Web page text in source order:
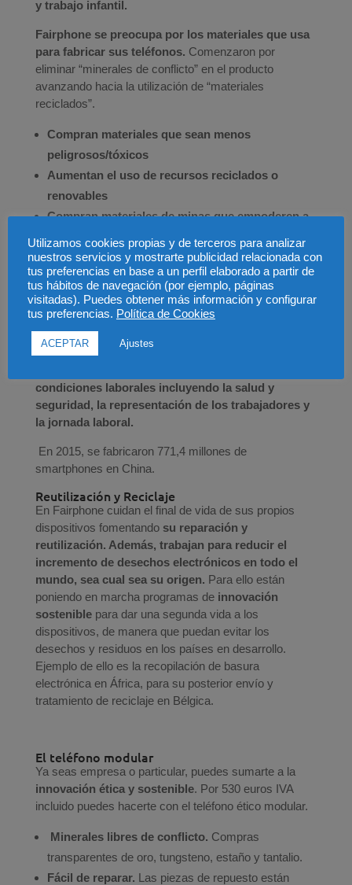
y trabajo infantil.
Fairphone se preocupa por los materiales que usa
para fabricar sus teléfonos. Comenzaron por
eliminar “minerales de conflicto” en el producto
avanzando hacia la utilización de “materiales
reciclados”.
Compran materiales que sean menos
peligrosos/tóxicos
Aumentan el uso de recursos reciclados o
renovables
Compran materiales de minas que empoderen a
las comunidades vulnerables o que tengan un
mejor rendimiento sostenible
.
Condiciones de fabricación
¿Sabías que la mayoría de los smartphones
existentes en todo el mundo se fabrican en China?
condiciones laborales incluyendo la salud y
seguridad, la representación de los trabajadores y
la jornada laboral.
En 2015, se fabricaron 771,4 millones de
smartphones en China.
Reutilización y Reciclaje
En Fairphone cuidan el final de vida de sus propios
dispositivos fomentandosu reparación y
reutilización. Además, trabajan para reducir el
incremento de desechos electrónicos en todo el
mundo, sea cual sea su origen. Para ello están
poniendo en marcha programas de innovación
sostenible para dar una segunda vida a los
dispositivos, de manera que puedan evitar los
desechos y residuos en los países en desarrollo.
Ejemplo de ello es la recopilación de basura
electrónica en África, para su posterior envío y
tratamiento de reciclaje en Bélgica.
El teléfono modular
Ya seas empresa o particular, puedes sumarte a la
innovación ética y sostenible. Por 530 euros IVA
incluido puedes hacerte con el teléfono ético modular.
Minerales libres de conflicto. Compras
transparentes de oro, tungsteno, estaño y tantalio.
Fácil de reparar. Las piezas de repuesto están
Utilizamos cookies propias y de terceros para analizar
nuestros servicios y mostrarte publicidad relacionada con
tus preferencias en base a un perfil elaborado a partir de
tus hábitos de navegación (por ejemplo, páginas
visitadas). Puedes obtener más información y configurar
tus preferencias. Política de Cookies
ACEPTAR Ajustes